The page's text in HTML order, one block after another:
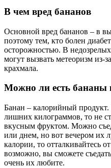
В чем вред бананов
Основной вред бананов – в
поэтому тем, кто болен
осторожностью. В
могут вызвать метеоризм из-
крахмала.
Можно ли есть бананы
Банан – калорийный продукт.
лишних килограммов, то не
вкусным фруктом. Можно
или днем, но вот вечером их
калории, то отталкивайтесь
возможно, вы сможете
очень их любите.